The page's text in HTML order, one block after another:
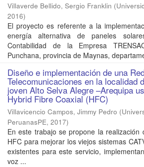
Villaverde Bellido, Sergio Franklin (
2016)
El proyecto es referente a la
energía alternativa de paneles
Contabilidad de la Empresa
Punchana, provincia de Maynas,
Diseño e implementación de una
Telecomunicaciones en la localidad
joven Alto Selva Alegre –Arequipa
Hybrid Fibre Coaxial (HFC)
Villavicencio Campos, Jimmy Pedro (
PeruanasPE, 2017)
En este trabajo se propone la realización
HFC para mejorar los viejos sistemas
existentes para este servicio,
voz ...